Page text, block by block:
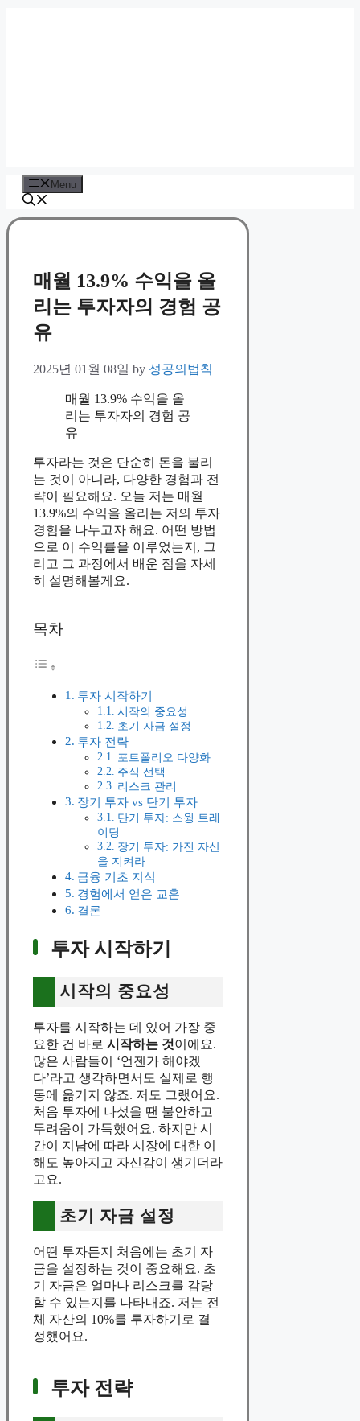
Menu
매월 13.9% 수익을 올
리는 투자자의 경험 공
유
2025년 01월 08일 by 성공의법칙
매월 13.9% 수익을 올
리는 투자자의 경험 공
유
투자라는 것은 단순히 돈을 불리
는 것이 아니라, 다양한 경험과 전
략이 필요해요. 오늘 저는 매월
13.9%의 수익을 올리는 저의 투자
경험을 나누고자 해요. 어떤 방법
으로 이 수익률을 이루었는지, 그
리고 그 과정에서 배운 점을 자세
히 설명해볼게요.
목차
투자 시작하기
시작의 중요성
초기 자금 설정
투자 전략
포트폴리오 다양화
주식 선택
리스크 관리
장기 투자 vs 단기 투자
단기 투자: 스윙 트레
이딩
장기 투자: 가진 자산
을 지켜라
금융 기초 지식
경험에서 얻은 교훈
결론
투자 시작하기
시작의 중요성
투자를 시작하는 데 있어 가장 중
요한 건 바로 시작하는 것이에요.
많은 사람들이 ‘언젠가 해야겠
다’라고 생각하면서도 실제로 행
동에 옮기지 않죠. 저도 그랬어요.
처음 투자에 나섰을 땐 불안하고
두려움이 가득했어요. 하지만 시
간이 지남에 따라 시장에 대한 이
해도 높아지고 자신감이 생기더라
고요.
초기 자금 설정
어떤 투자든지 처음에는 초기 자
금을 설정하는 것이 중요해요. 초
기 자금은 얼마나 리스크를 감당
할 수 있는지를 나타내죠. 저는 전
체 자산의 10%를 투자하기로 결
정했어요.
투자 전략